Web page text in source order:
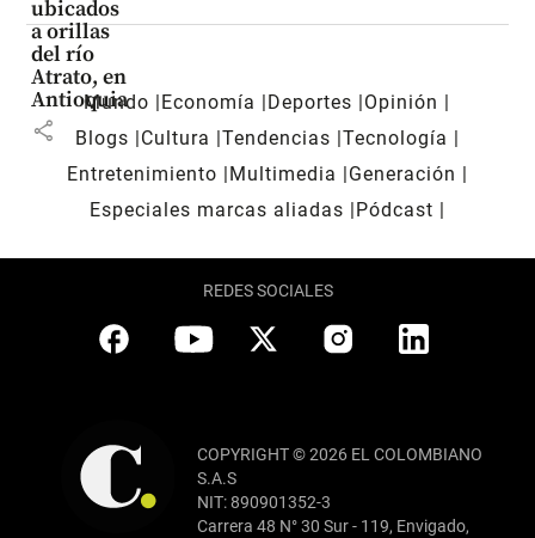
ubicados
a orillas
del río
Atrato, en
Antioquia
share
Mundo Economía Deportes
Opinión
Blogs
Cultura Tendencias Tecnología
Entretenimiento
Multimedia
Generación
Especiales marcas aliadas
Pódcast
REDES SOCIALES
COPYRIGHT © 2026 EL COLOMBIANO
S.A.S
NIT: 890901352-3
Carrera 48 N° 30 Sur - 119, Envigado,